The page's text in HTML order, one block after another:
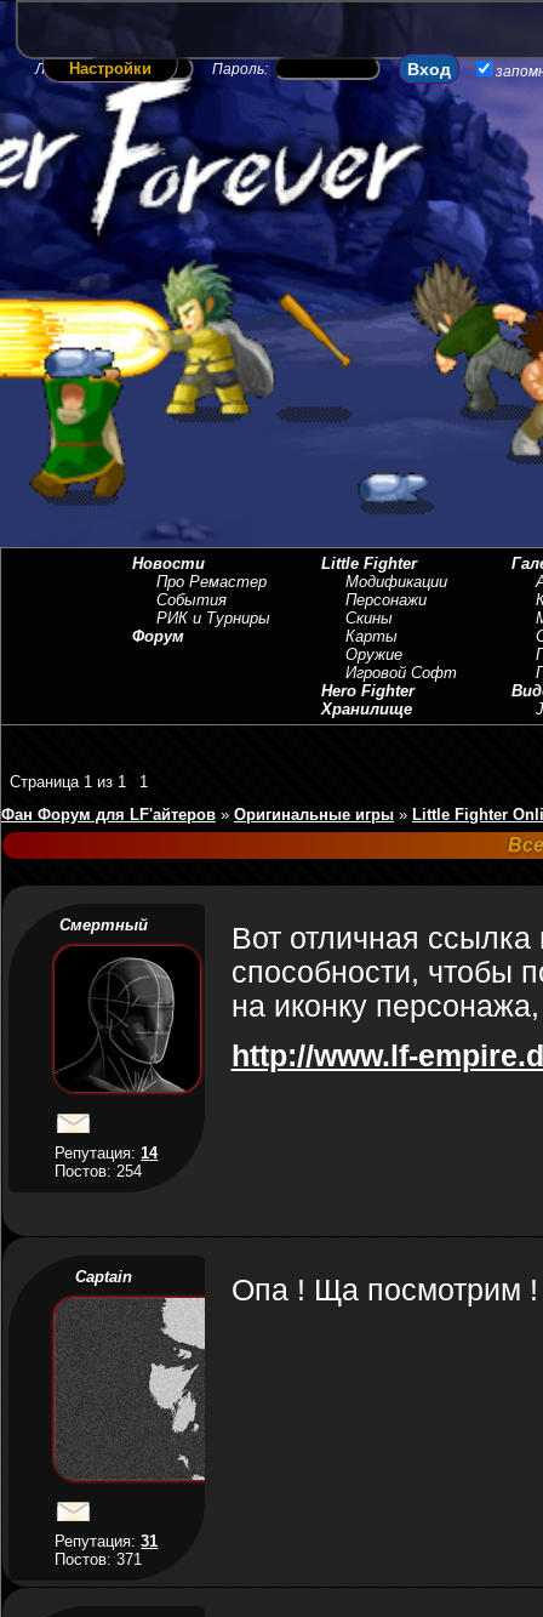
Логин: Пароль:
Настройки
Новости
Про Ремастер
События
РИК и Турниры
Форум
Little Fighter
Модификации
Персонажи
Скины
Карты
Оружие
Игровой Софт
Hero Fighter
Хранилище
Страница 1 из 1
1
Фан Форум для LF'айтеров » Оригинальные игры » Little Fighter
Смертный
Репутация:14
Постов: 254
Вот отличная
способности, чтобы
на иконку персонажа,
http://www.lf-
Captain
Репутация:31
Постов: 371
Опа ! Ща посмотрим !